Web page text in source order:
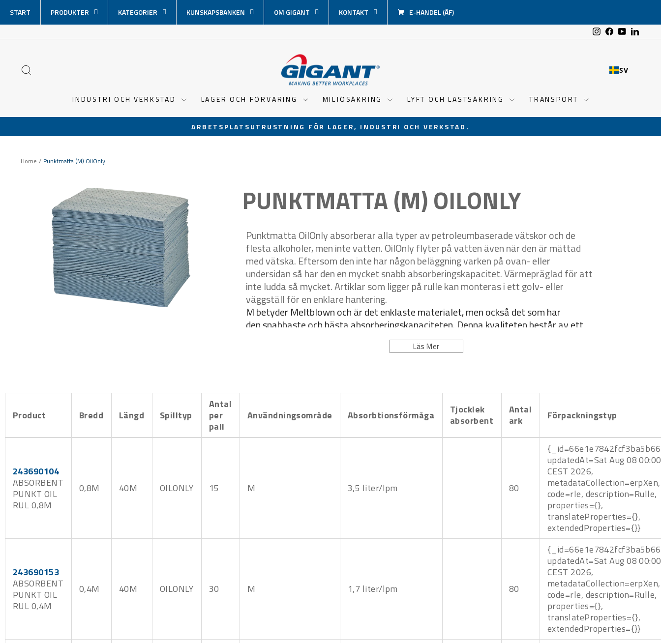
över
innehåll
START PRODUKTER KATEGORIER KUNSKAPSBANKEN OM GIGANT KONTAKT E-HANDEL (ÅF)
Instagram
Facebook
YouTube
SV
INDUSTRI OCH VERKSTAD LAGER OCH FÖRVARING MILJÖSÄKRING LYFT OCH LASTSÄKRING TRANSPORT
Pausa
ARBETSPLATSUTRUSTNING FÖR LAGER, INDUSTRI OCH VERKSTAD.
Home / Punktmatta (M) OilOnly
PUNKTMATTA (M) OILONLY
Punktmatta OilOnly absorberar alla typer av petroleumbaserade vätskor och de
flesta alkoholer, men inte vatten. OilOnly flyter på vatten även när den är mättad
med vätska. Eftersom den inte har någon beläggning varken på ovan- eller
undersidan så har den en mycket snabb absorberingskapacitet. Värmepräglad för att
inte ludda så mycket. Artiklar som ligger på rulle kan monteras i ett golv- eller
väggställ för en enklare hantering.
M betyder Meltblown och är det enklastematerialet, men också det som har
densnabbaste och bästa absorberingskapaciteten. Denna kvaliteten består av ett
i en präglad version som ger bättre hållbarhet
för ojämna, skrovliga ytor.
Läs Mer
Product Bredd Längd Spilltyp
Antal
per
pall
Användningsområde Absorbtionsförmåga
Tjocklek
absorbent
Antal
ark
Förpackningstyp
243690104
ABSORBENT
PUNKT OIL
RUL 0,8M
0,8M 40M OILONLY 15 M 3,5 liter/lpm 80
updatedAt=Sat Aug 08
CEST 2026,
metadataCollection=erpXen,
code=rle, description=Rulle,
properties={},
translateProperties={},
extendedProperties={}}
243690153
ABSORBENT
PUNKT OIL
RUL 0,4M
0,4M 40M OILONLY 30 M 1,7 liter/lpm 80
updatedAt=Sat Aug 08
CEST 2026,
metadataCollection=erpXen,
code=rle, description=Rulle,
properties={},
translateProperties={},
extendedProperties={}}